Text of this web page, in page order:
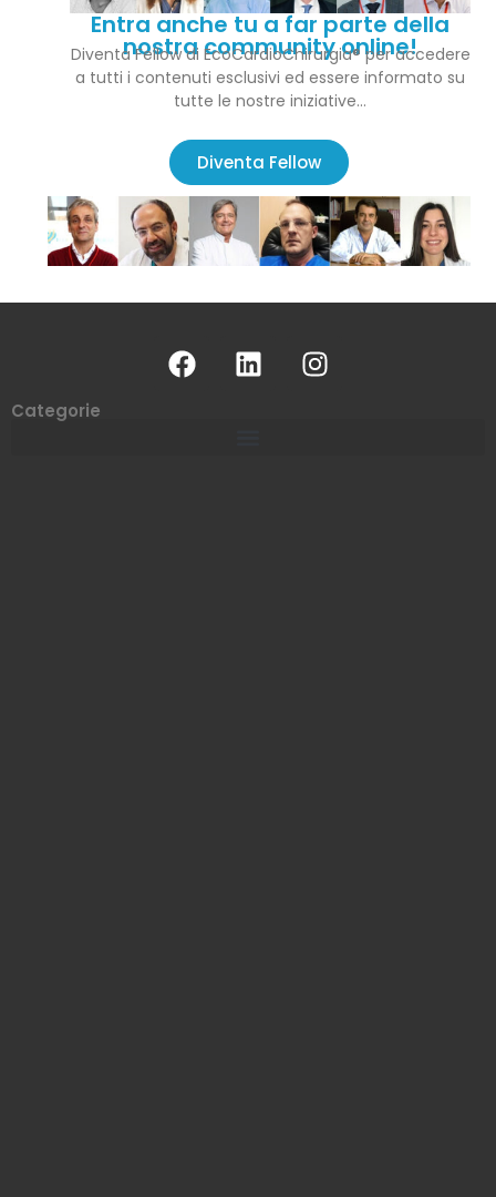
Entra anche tu a far parte della
nostra community online!
Diventa Fellow di EcoCardioChirurgia® per accedere
a tutti i contenuti esclusivi ed essere informato su
tutte le nostre iniziative…
Diventa Fellow
Categorie